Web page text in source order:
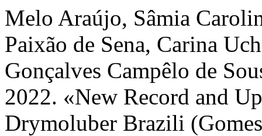
Melo Araújo, Sâmia
Paixão de Sena, Carina
Gonçalves Campêlo de
2022. «New Record and
Drymoluber Brazili